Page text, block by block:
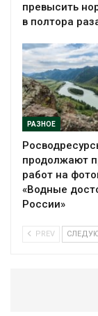
превысить
в полтора
РАЗНОЕ
продолжают
работ на
«Водные
России»
PREV